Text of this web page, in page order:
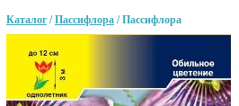
Каталог/Пассифлора / Пассифлора